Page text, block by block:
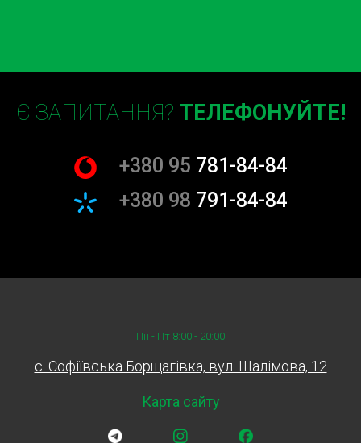
Перевірка термостата для забезпечення
час роботи.
Переваги регулярної
Регулярна діагностика системи охолодження не
ризики дорогого ремонту в майбутньому. Ось
вибираючи профілактичні перевірки:
Зниження ризику перегріву двигуна: Навіть
призвести до серйозних проблем з двигуном,
Є ЗАПИТАННЯ? ТЕЛЕФОНУЙТЕ!
+380 95 781-84-84
+380 98 791-84-84
Пн - Пт 8:00 - 20:00
c. Софіївська Борщагівка, вул. Шалімова, 12
Карта сайту